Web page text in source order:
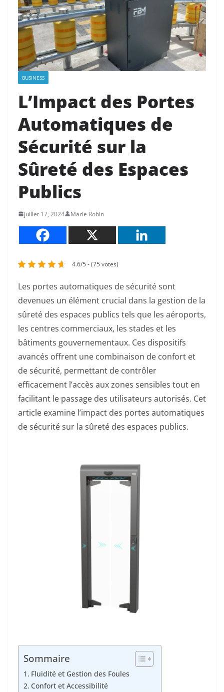
BUSINESS
L’Impact des Portes
Automatiques de
Sécurité sur la
Sûreté des Espaces
Publics
juillet 17, 2024 Marie Robin
4.6/5 - (75 votes)
Les portes automatiques de sécurité sont
devenues un élément crucial dans la gestion de la
sûreté des espaces publics tels que les aéroports,
les centres commerciaux, les stades et les
bâtiments gouvernementaux. Ces dispositifs
avancés offrent une combinaison de confort et
de sécurité, permettant de contrôler
efficacement l’accès aux zones sensibles tout en
facilitant le passage des utilisateurs autorisés. Cet
article examine l’impact des portes automatiques
de sécurité sur la sûreté des espaces publics.
Sommaire
Fluidité et Gestion des Foules
Confort et Accessibilité